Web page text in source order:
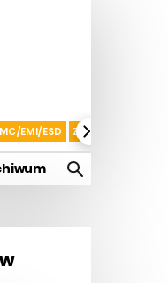
EMI/ESD ZASILANIE I